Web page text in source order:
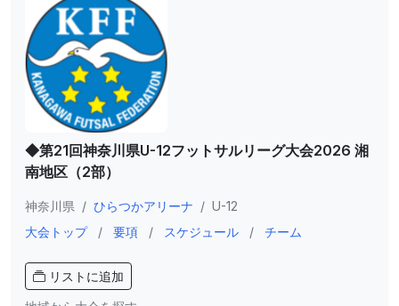
◆第21回神奈川県U-12フットサルリーグ大会2026 湘
南地区（2部）
神奈川県 / ひらつかアリーナ / U-12
大会トップ
/ 要項 / スケジュール / チーム
リストに追加